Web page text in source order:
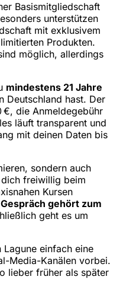
Basismitgliedschaft
unterstützen
mit exklusivem
Produkten.
möglich, allerdings
mindestens 21 Jahre
Deutschland hast. Der
€, die Anmeldegebühr
läuft transparent und
mit deinen Daten bis
sondern auch
freiwillig beim
Kursen
gehört zum
geht es um
Lagune einfach eine
Media-Kanälen vorbei.
lieber früher als später